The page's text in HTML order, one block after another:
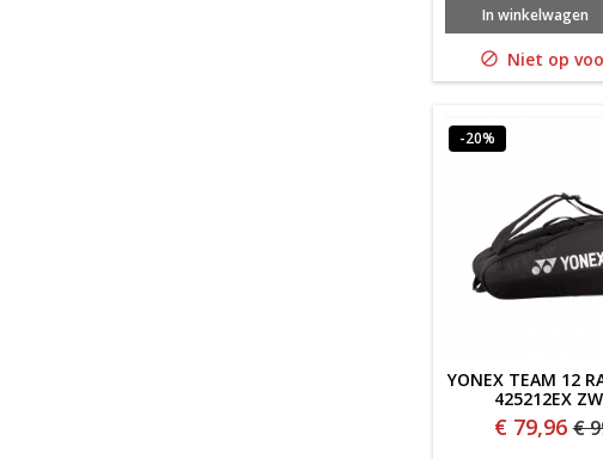
In winkelwagen
 Niet op
-20%
YONEX TEAM 12
425212EX
€ 79,96 €